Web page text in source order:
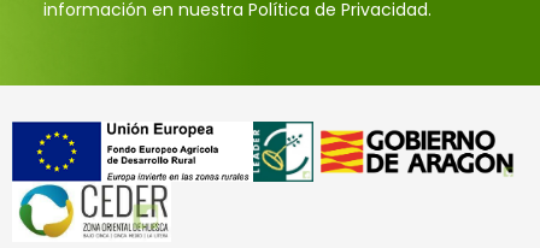
información en nuestra Política de Privacidad.